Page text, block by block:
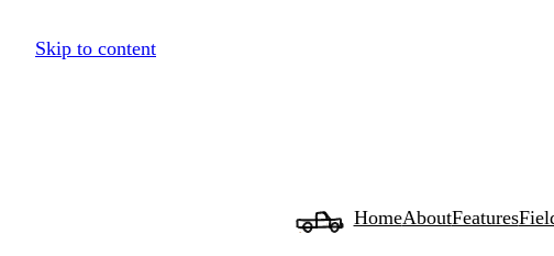
跳
Skip to content
HomeAboutFeatures